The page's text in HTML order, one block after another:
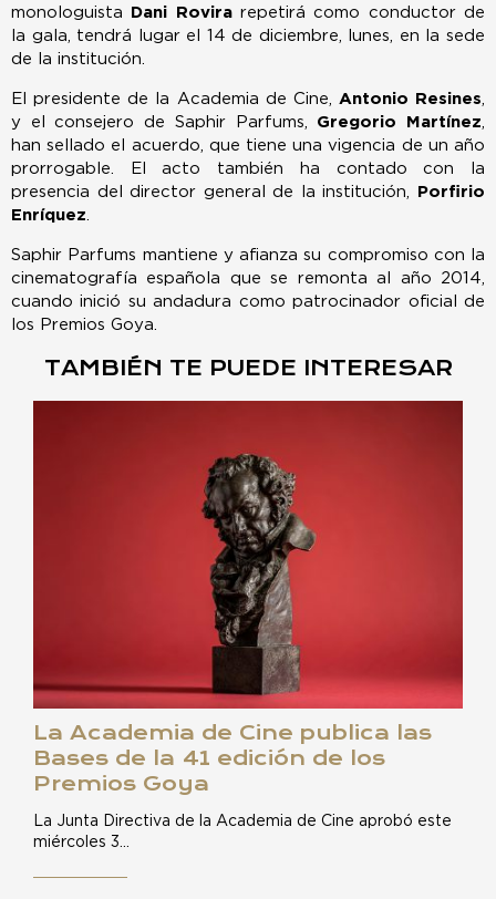
monologuista Dani Rovirarepetirá como conductor de
la gala, tendrá lugar el 14 de diciembre, lunes, en la sede
de la institución.
El presidente de la Academia de Cine, Antonio Resines,
y el consejero de Saphir Parfums, Gregorio Martínez,
han sellado el acuerdo, que tiene una vigencia de un año
prorrogable. El acto también ha contado con la
presencia del director general de la institución,
Porfirio
Enríquez.
Saphir Parfums mantiene y afianza su compromiso con la
cinematografía española que se remonta al año 2014,
cuando inició su andadura como patrocinador oficial de
los Premios Goya.
TAMBIÉN TE PUEDE INTERESAR
La Academia de Cine publica las
Bases de la 41 edición de los
Premios Goya
La Junta Directiva de la Academia de Cine aprobó este
miércoles 3…